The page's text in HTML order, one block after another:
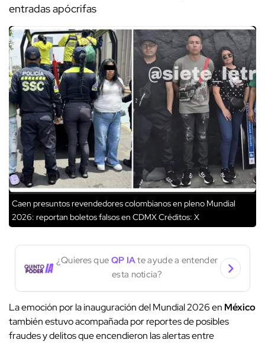
entradas apócrifas
Caen presuntos revendedores colombianos en pleno Mundial
2026: reportan boletos falsos en CDMXCréditos: X
¿Quieres que QP IAte ayude a entender
esta noticia?
La emoción por la inauguración del Mundial 2026 en México
también estuvo acompañada por reportes de posibles
fraudes y delitos que encendieron las alertas entre